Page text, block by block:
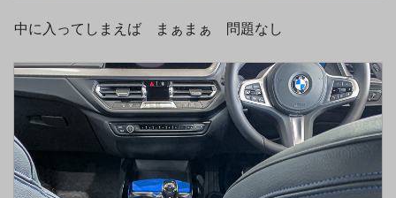
中に入ってしまえば まぁまぁ 問題なし